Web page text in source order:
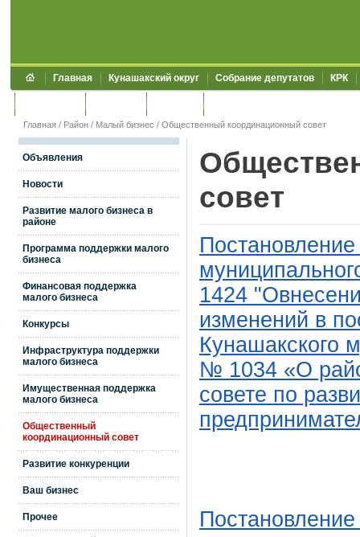
Главная Кунашакский округ Собрание депутатов КРК
Главная / Район / Малый бизнес / Общественный координационный совет
Объявления
Новости
Развитие малого бизнеса в
районе
Программа поддержки малого
бизнеса
Финансовая поддержка
малого бизнеса
Конкурсы
Инфраструктура поддержки
малого бизнеса
Имущественная поддержка
малого бизнеса
Общественный
координационный совет
Развитие конкуренции
Ваш бизнес
Прочее
совет
1424
изменений в
Кунашакского
№ 1034 «О
совете по